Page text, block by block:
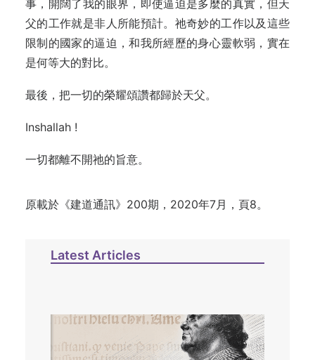
事，開闊了我的眼界，即使逼迫是多麼的真實，但天
父的工作就是非人所能預計。祂奇妙的工作以及這些
限制的國家的逼迫，和我所經歷的身心靈軟弱，實在
是何等大的對比。
最後，把一切的榮耀頌讚都歸於天父。
Inshallah !
一切都離不開祂的旨意。
原載於《建道通訊》200期，2020年7月，頁8。
Latest Articles